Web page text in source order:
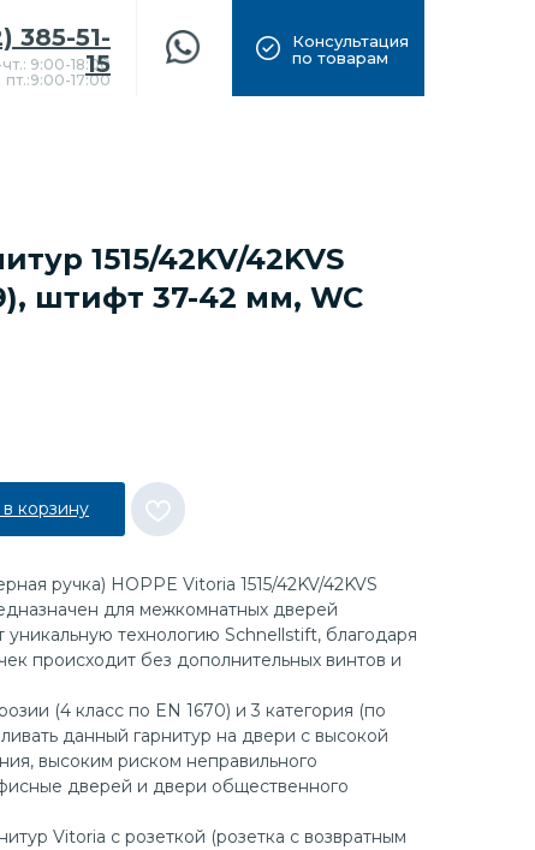
Консультация
по товарам
9:00-18:00
пт.:9:00-17:00
385-51-
15
1515/42KV/42KVS
штифт 37-42 мм, WC
корзину
ручка) HOPPE Vitoria 1515/42KV/42KVS
для межкомнатных дверей
технологию Schnellstift, благодаря
происходит без дополнительных винтов и
(4 класс по EN 1670) и 3 категория (по
данный гарнитур на двери с высокой
высоким риском неправильного
дверей и двери общественного
Vitoria c розеткой (розетка с возвратным